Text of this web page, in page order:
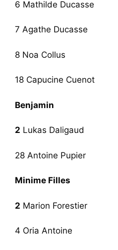
6 Mathilde Ducasse
7 Agathe Ducasse
8 Noa Collus
18 Capucine Cuenot
Benjamin
2 Lukas Daligaud
28 Antoine Pupier
Minime Filles
2 Marion Forestier
4 Oria Antoine